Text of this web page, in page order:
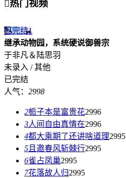
热门视频
已完结1
继承动物园，系统硬说御兽宗
于非凡＆陆思羽
未录入 / 其他
已完结
人气： 2998
2栀子本是富贵花2996
3人间自由真情在2996
4都大乘期了还讲啥道理2995
5 且邀春风斩棘行2995
6雀占凤巢2995
7花落故人归2995